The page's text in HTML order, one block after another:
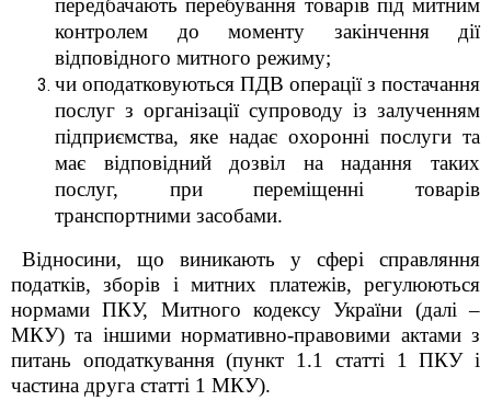
передбачають перебування товарів під митним
контролем до моменту закінчення дії
відповідного митного режиму;
чи оподатковуються ПДВ операції з постачання
послуг з організації супроводу із залученням
підприємства, яке надає охоронні послуги та
має відповідний дозвіл на надання таких
послуг, при переміщенні товарів
транспортними засобами.
Відносини, що виникають у сфері справляння
податків, зборів і митних платежів, регулюються
нормами ПКУ, Митного кодексу України (далі –
МКУ) та іншими нормативно-правовими актами з
питань оподаткування (пункт 1.1 статті 1 ПКУ і
частина друга статті 1 МКУ).